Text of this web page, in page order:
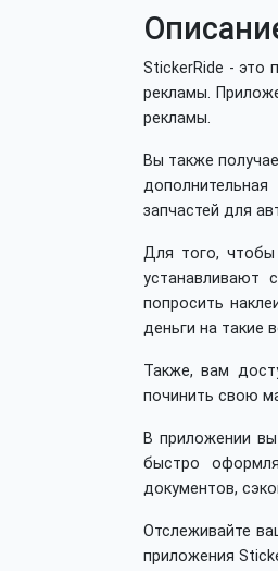
StickerRide - это
рекламы.
рекламы.
Вы также
запчастей для
Для того, чтобы
попросить
деньги на такие
Также, вам
починить свою
В приложении
быстро
документов,
Отслеживайте
приложения